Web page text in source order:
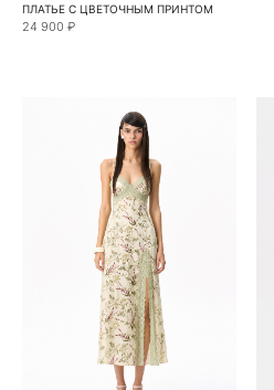
ПЛАТЬЕ С ЦВЕТОЧНЫМ ПРИНТОМ
24 900 ₽